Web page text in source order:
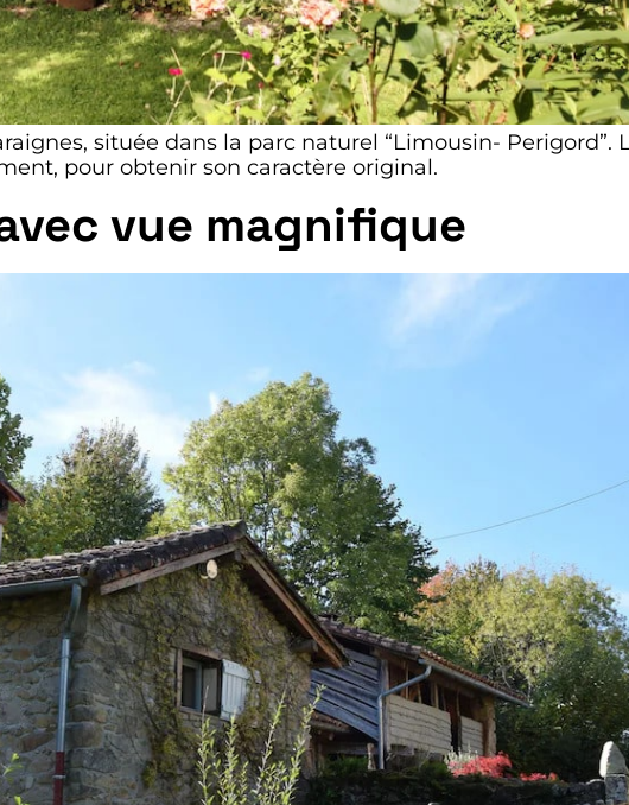
située dans la parc naturel “Limousin- Perigord”.
pour obtenir son caractère original.
vue magnifique